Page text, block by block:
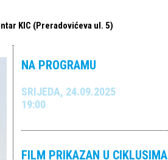
KIC (Preradovićeva ul. 5)
NA PROGRAMU
SRIJEDA, 24.09.2025
19:00
FILM PRIKAZAN U CIKLUSIMA